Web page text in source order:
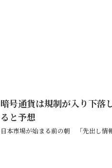
暗号通貨は規制が入り下
ると予想
日本市場が始まる前の朝 「先出し情